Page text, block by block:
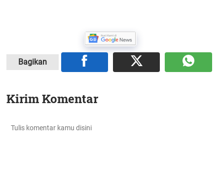
Bagikan
Kirim Komentar